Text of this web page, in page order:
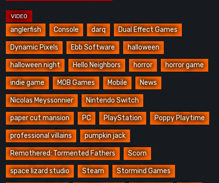
anglerfish Console darq Dual Effect Games
Dynamic Pixels Ebb Software halloween
halloween night Hello Neighbors horror horror game
indie game MOB Games Mobile News
Nicolas Meyssonnier Nintendo Switch
paper cut mansion PC PlayStation Poppy Playtime
professional villains pumpkin jack
Remothered: Tormented Fathers Scorn
space lizard studio Steam Stormind Games